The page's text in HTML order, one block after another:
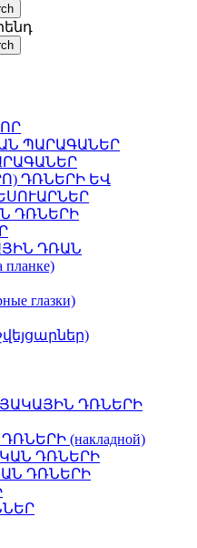
ՊԱՐԱԳԱՆԵՐ
ԴՌՆԵՐԻ ԵՎ
ԴՌՆԵՐԻ
ԴՌԱՆ
глазки)
ԴՌՆԵՐԻ
(накладной)
ԴՌՆԵՐԻ
ԴՌՆԵՐԻ